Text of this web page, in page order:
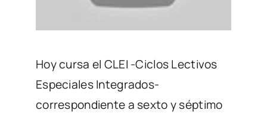
Hoy cursa el CLEI -Ciclos Lectivos
Especiales Integrados-
correspondiente a sexto y séptimo